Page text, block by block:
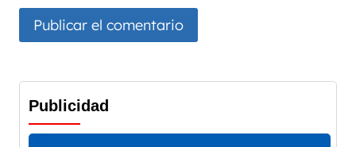
Publicidad